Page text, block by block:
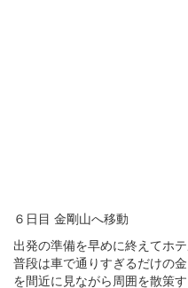
６日目 金剛山へ移動
出発の準備を早めに終えてホ
普段は車で通りすぎるだけの
を間近に見ながら周囲を散策す